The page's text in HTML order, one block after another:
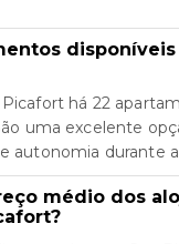
disponíveis
há 22
uma excelente
autonomia durante
médio dos